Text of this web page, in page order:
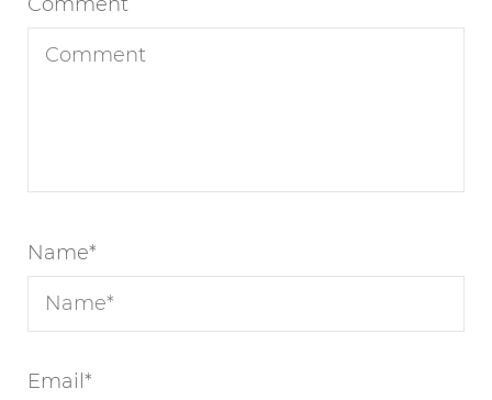
Name*
Email *